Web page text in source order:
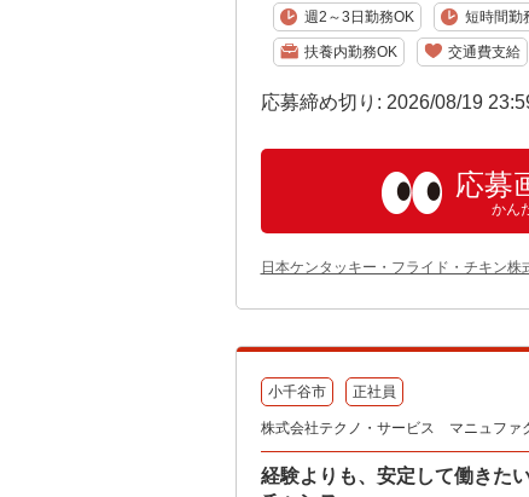
週2～3日勤務OK 短時間勤
扶養内勤務OK 交通費支給
応募締め切り: 2026/08/19
応募
かん
日本ケンタッキー・フライド・チキン株
小千谷市 正社員
株式会社テクノ・サービス マニュファ
経験よりも、安定して働きた